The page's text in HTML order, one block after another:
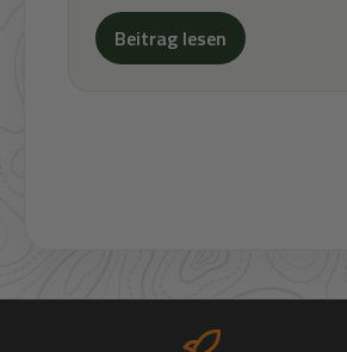
Beitrag lesen